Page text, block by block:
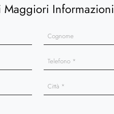
Maggiori Informazioni